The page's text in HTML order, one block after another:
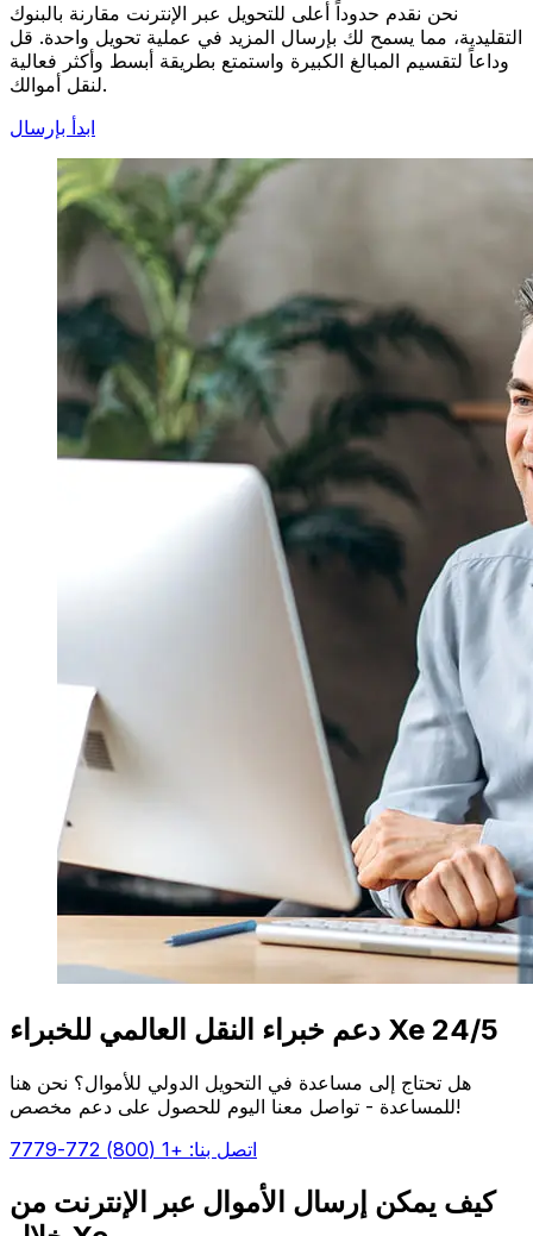
نحن نقدم حدوداً أعلى للتحويل عبر الإنترنت مقارنة بالبنوك
التقليدية، مما يسمح لك بإرسال المزيد في عملية تحويل واحدة. قل
وداعاً لتقسيم المبالغ الكبيرة واستمتع بطريقة أبسط وأكثر فعالية
لنقل أموالك.
ابدأ بإرسال
دعم خبراء النقل العالمي للخبراء Xe 24/5
هل تحتاج إلى مساعدة في التحويل الدولي للأموال؟ نحن هنا
للمساعدة - تواصل معنا اليوم للحصول على دعم مخصص!
اتصل بنا: +1 (800) 772-7779
كيف يمكن إرسال الأموال عبر الإنترنت من